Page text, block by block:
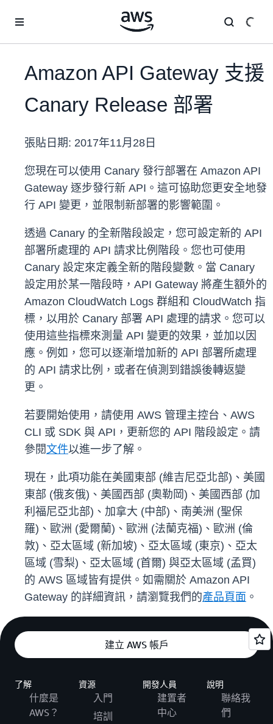
Amazon API Gateway 支援
Canary Release 部署
張貼日期: 2017年11月28日
您現在可以使用 Canary 發行部署在 Amazon API
Gateway 逐步發行新 API。這可協助您更安全地發
行 API 變更，並限制新部署的影響範圍。
透過 Canary 的全新階段設定，您可設定新的 API
部署所處理的 API 請求比例階段。您也可使用
Canary 設定來定義全新的階段變數。當 Canary
設定用於某一階段時，API Gateway 將產生額外的
Amazon CloudWatch Logs 群組和 CloudWatch 指
標，以用於 Canary 部署 API 處理的請求。您可以
使用這些指標來測量 API 變更的效果，並加以因
應。例如，您可以逐漸增加新的 API 部署所處理
的 API 請求比例，或者在偵測到錯誤後轉返變
更。
若要開始使用，請使用 AWS 管理主控台、AWS
CLI 或 SDK 與 API，更新您的 API 階段設定。請
參閱文件以進一步了解。
現在，此項功能在美國東部 (維吉尼亞北部)、美國
東部 (俄亥俄)、美國西部 (奧勒岡)、美國西部 (加
利福尼亞北部)、加拿大 (中部)、南美洲 (聖保
羅)、歐洲 (愛爾蘭)、歐洲 (法蘭克福)、歐洲 (倫
敦)、亞太區域 (新加坡)、亞太區域 (東京)、亞太
區域 (雪梨)、亞太區域 (首爾) 與亞太區域 (孟買)
的 AWS 區域皆有提供。如需關於 Amazon API
Gateway 的詳細資訊，請瀏覽我們的產品頁面 。
建立 AWS 帳戶
了解
什麼是
AWS？
資源
入門
培訓
開發人員
建置者
中心
說明
聯絡我
們